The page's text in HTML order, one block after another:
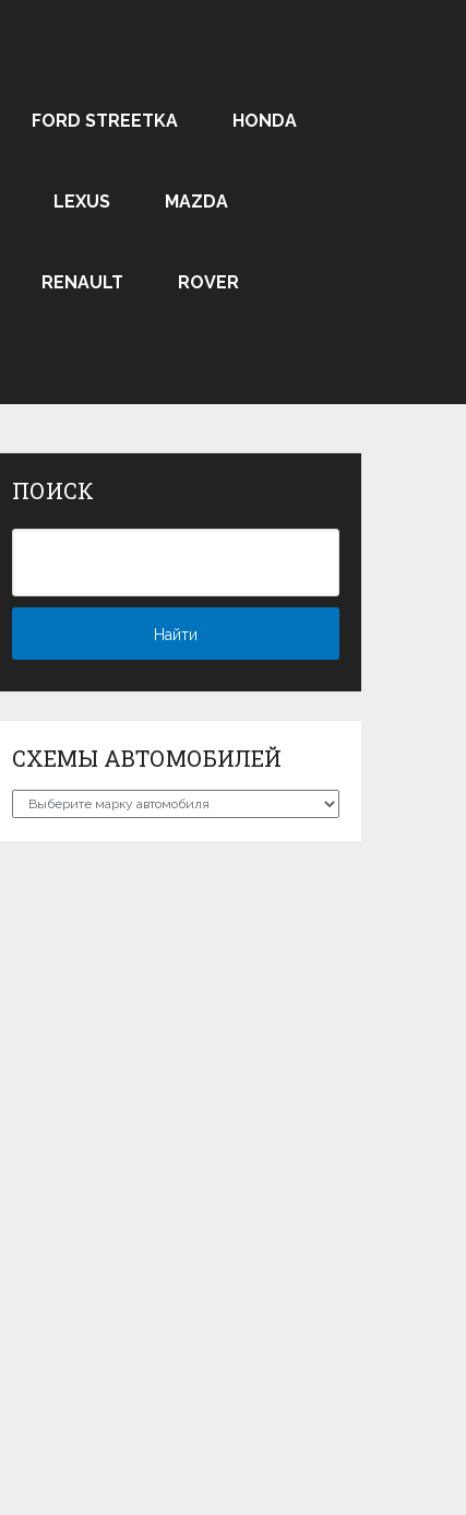
FORD STREETKA HONDA
LEXUS MAZDA
RENAULT ROVER
ПОИСК
СХЕМЫ АВТОМОБИЛЕЙ
Схемы